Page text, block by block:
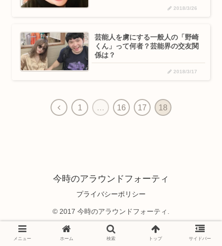
2018/3/26
芸能人を虜にする一般人の「野崎
くん」って何者？芸能界の交友関
係は？
2018/3/17
1 … 16 17 18
今時のアラウンドフォーティ
プライバシーポリシー
© 2017 今時のアラウンドフォーティ.
メニュー ホーム 検索 トップ サイドバー